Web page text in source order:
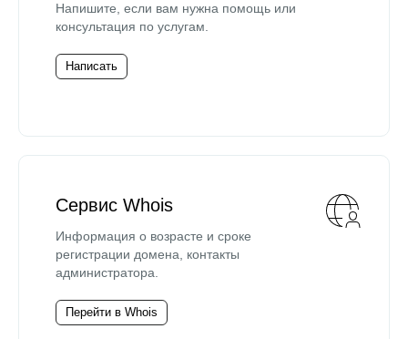
Напишите, если вам нужна помощь или
консультация по услугам.
Написать
Сервис Whois
Информация о возрасте и сроке
регистрации домена, контакты
администратора.
Перейти в Whois